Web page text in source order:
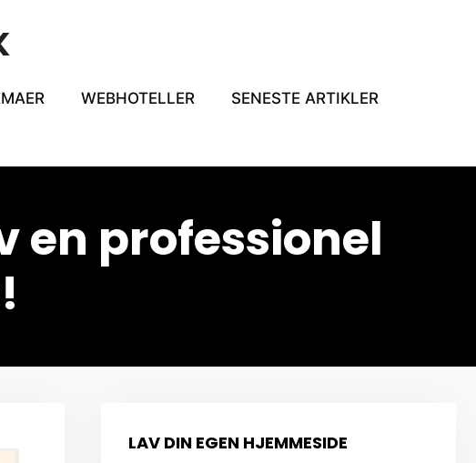
WEBHOTELLER SENESTE ARTIKLER
en professionel
LAV DIN EGEN HJEMMESIDE